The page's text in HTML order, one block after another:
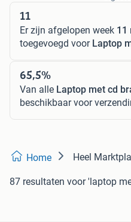
11
Er zijn afgelopen week 11
toegevoegd voor Laptop
65,5%
Van alle Laptop met cd
beschikbaar voor
Home Heel
87 resultaten voor 'laptop